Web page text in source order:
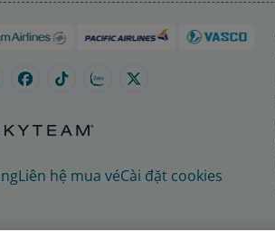
Liên hệ mua véCài đặt cookies